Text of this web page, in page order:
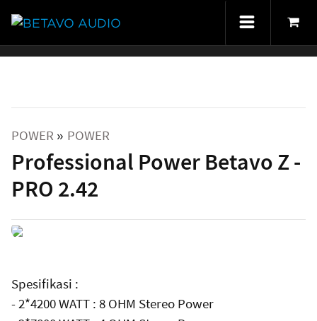
POWER » POWER
Professional Power Betavo Z -
PRO 2.42
Spesifikasi :
- 2*4200 WATT : 8 OHM Stereo Power